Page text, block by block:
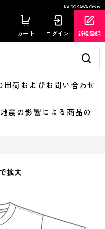
KADOKAWA Group
カート ログイン 新規登録
荷およびお問い合わせ
の影響による商品の
拡大